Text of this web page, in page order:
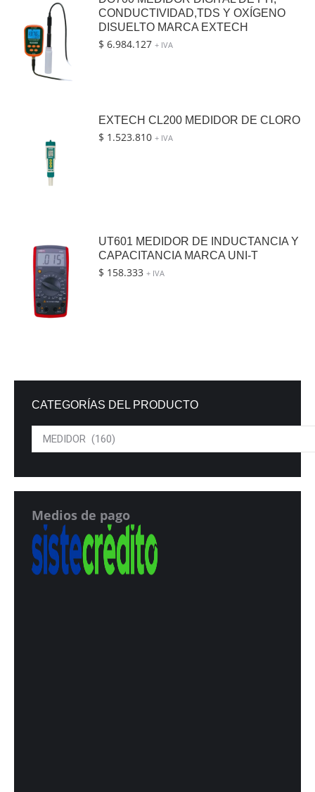
CONDUCTIVIDAD,TDS Y OXÍGENO
DISUELTO MARCA EXTECH
$ 6.984.127 + IVA
EXTECH CL200 MEDIDOR DE CLORO
$ 1.523.810 + IVA
UT601 MEDIDOR DE INDUCTANCIA Y
CAPACITANCIA MARCA UNI-T
$ 158.333 + IVA
CATEGORÍAS DEL PRODUCTO
Medios de pago